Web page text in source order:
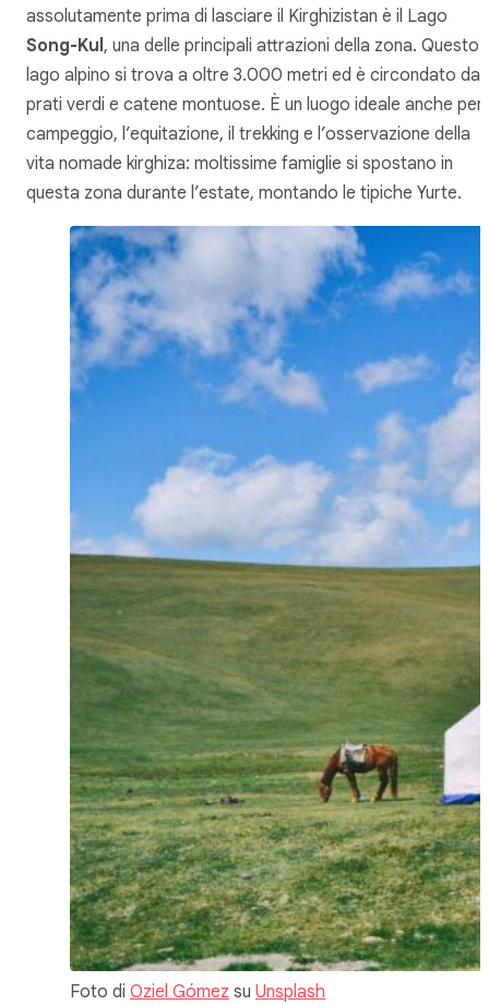
assolutamente prima di lasciare il Kirghizistan è il Lago
Song-Kul, una delle principali attrazioni della zona. Questo
lago alpino si trova a oltre 3.000 metri ed è circondato da
prati verdi e catene montuose. È un luogo ideale anche per
campeggio, l’equitazione, il trekking e l’osservazione della
vita nomade kirghiza: moltissime famiglie si spostano in
questa zona durante l’estate, montando le tipiche Yurte.
Foto di Oziel Gómez su Unsplash